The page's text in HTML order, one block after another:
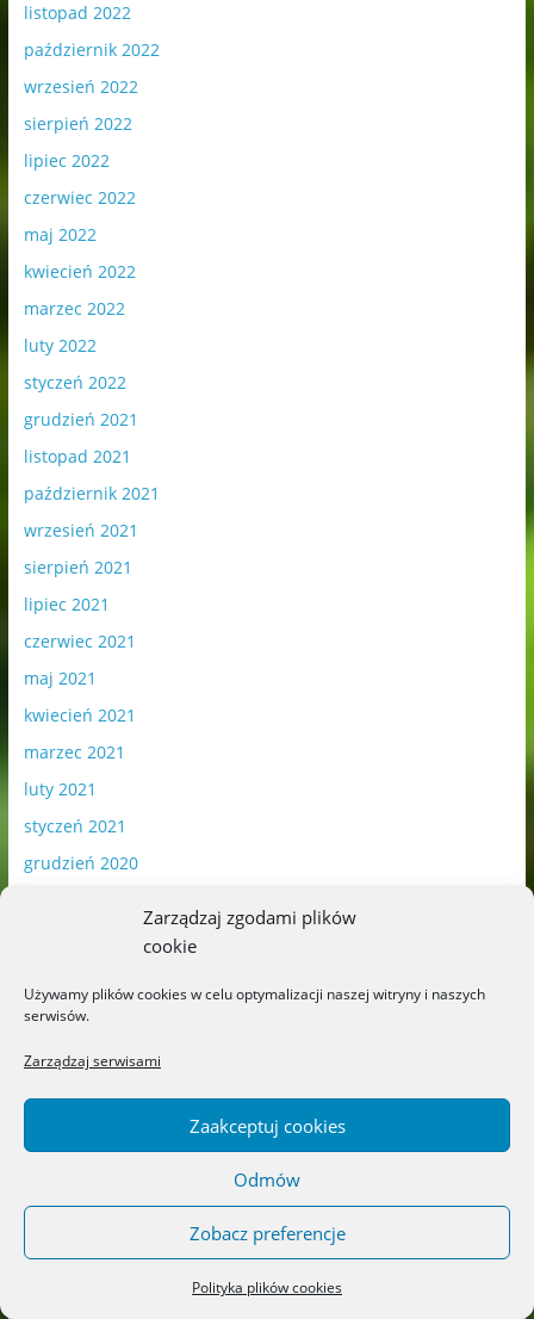
Zarządzaj zgodami plików
cookie
Używamy plików cookies w celu optymalizacji naszej witryny i naszych
serwisów.
Zarządzaj serwisami
Zaakceptuj cookies
Odmów
Zobacz preferencje
Polityka plików cookies
listopad 2022
październik 2022
wrzesień 2022
sierpień 2022
lipiec 2022
czerwiec 2022
maj 2022
kwiecień 2022
marzec 2022
luty 2022
styczeń 2022
grudzień 2021
listopad 2021
październik 2021
wrzesień 2021
sierpień 2021
lipiec 2021
czerwiec 2021
maj 2021
kwiecień 2021
marzec 2021
luty 2021
styczeń 2021
grudzień 2020
sierpień 2020
kwiecień 2020